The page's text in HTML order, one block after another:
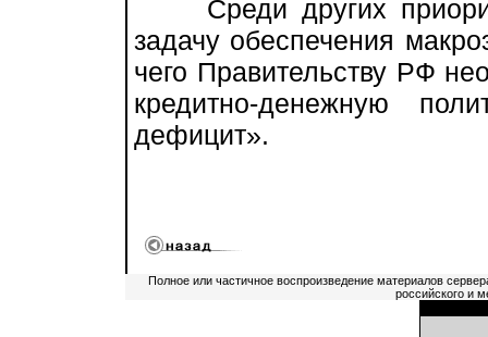
Среди других
задачу обеспечения
чего Правительству РФ
кредитно-денежную
дефицит».
Полное или частичное воспроизведение материалов
российского и